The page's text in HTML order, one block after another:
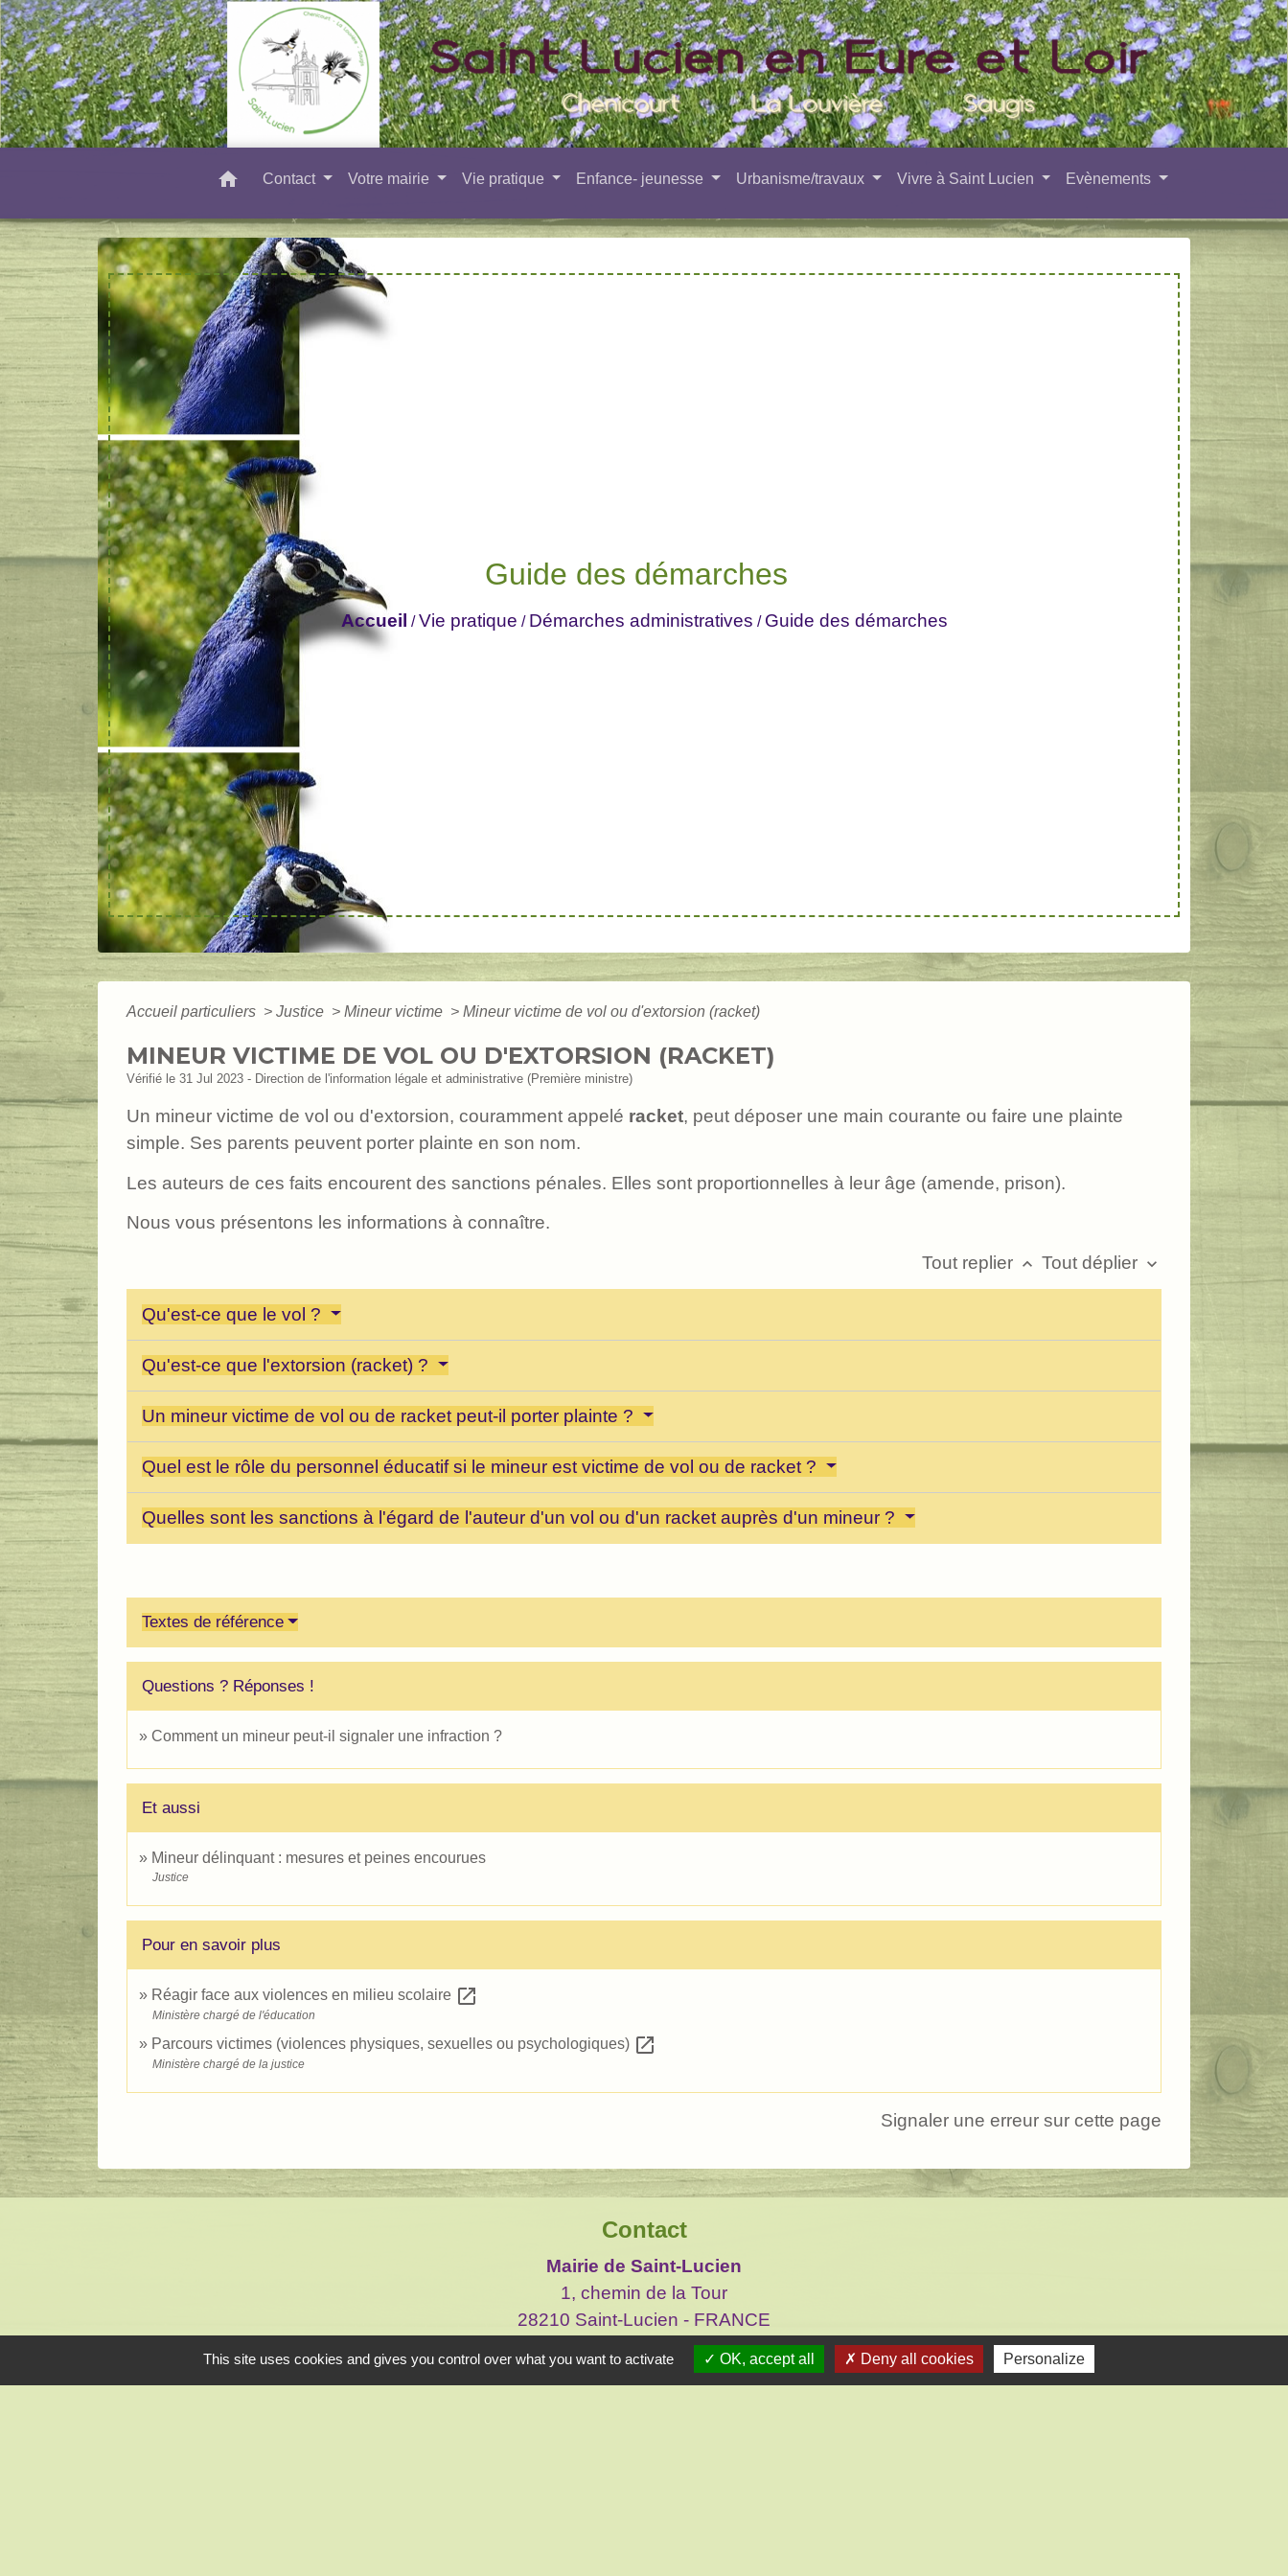
home Contact Votre mairie Vie pratique Enfance- jeunesse Urbanisme/travaux Vivre à Saint Lucien Evènements
Guide des démarches
Accueil /Vie pratique / Démarches administratives / Guide des démarches
Accueil particuliers > Justice > Mineur victime > Mineur victime de vol ou d'extorsion (racket)
MINEUR VICTIME DE VOL OU D'EXTORSION (RACKET)
Vérifié le 31 Jul 2023 - Direction de l'information légale et administrative (Première ministre)
Un mineur victime de vol ou d'extorsion, couramment appelé racket, peut déposer une main courante ou faire une plainte
simple. Ses parents peuvent porter plainte en son nom.
Les auteurs de ces faits encourent des sanctions pénales. Elles sont proportionnelles à leur âge (amende, prison).
Nous vous présentons les informations à connaître.
Tout replier keyboard_arrow_up Tout déplier keyboard_arrow_down
Qu'est-ce que le vol ?
Qu'est-ce que l'extorsion (racket) ?
Un mineur victime de vol ou de racket peut-il porter plainte ?
Quel est le rôle du personnel éducatif si le mineur est victime de vol ou de racket ?
Quelles sont les sanctions à l'égard de l'auteur d'un vol ou d'un racket auprès d'un mineur ?
Textes de référence
Questions ? Réponses !
Comment un mineur peut-il signaler une infraction ?
Et aussi
Mineur délinquant : mesures et peines encourues
Justice
Pour en savoir plus
Réagir face aux violences en milieu scolaire open_in_new
Ministère chargé de l'éducation
Parcours victimes (violences physiques, sexuelles ou psychologiques) open_in_new
Ministère chargé de la justice
Signaler une erreur sur cette page
Contact
Mairie de Saint-Lucien
1, chemin de la Tour
28210 Saint-Lucien - FRANCE
+33 2 37 82 58 07
Contact par formulaire
This site uses cookies and gives you control over what you want to activate OK, accept all Deny all cookies Personalize